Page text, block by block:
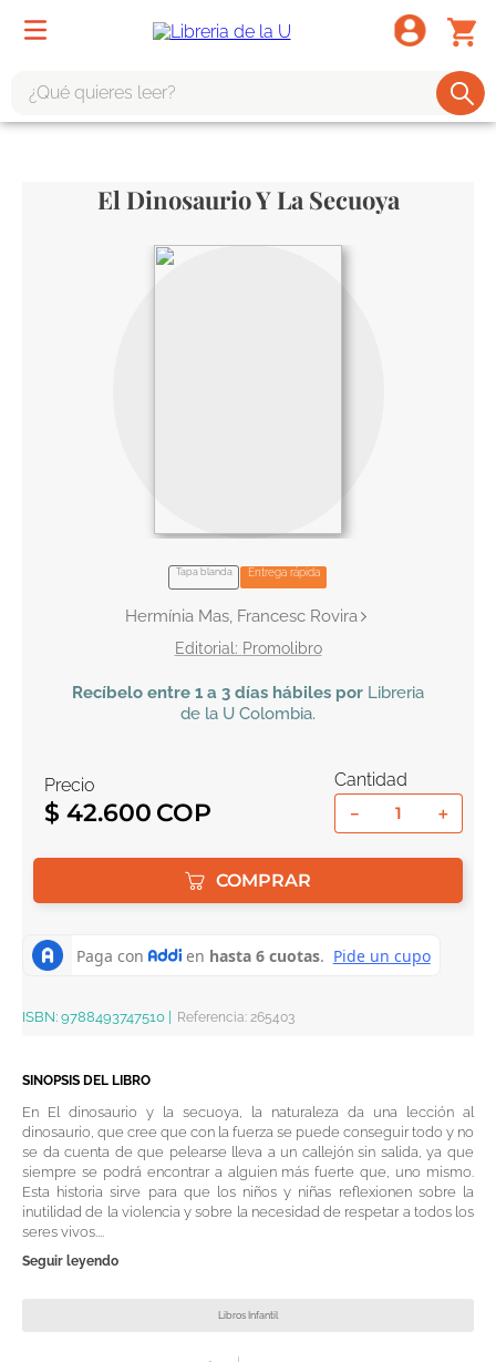
El Dinosaurio Y La Secuoya
Tapa blanda Entrega rápida
Hermínia Mas, Francesc Rovira
Promolibro
Recíbelo entre 1 a 3 días hábiles por Libreria
de la U Colombia.
Precio
$ 42.600
Cantidad
＋
－
COMPRAR
ISBN: 9788493747510 Referencia: 265403
SINOPSIS DEL LIBRO
En El dinosaurio y la secuoya, la naturaleza da una lección al
dinosaurio, que cree que con la fuerza se puede conseguir todo y no
se da cuenta de que pelearse lleva a un callejón sin salida, ya que
siempre se podrá encontrar a alguien más fuerte que, uno mismo.
Esta historia sirve para que los niños y niñas reflexionen sobre la
inutilidad de la violencia y sobre la necesidad de respetar a todos los
seres vivos....
Seguir leyendo
Libros Infantil
harry potter
el cielo selva